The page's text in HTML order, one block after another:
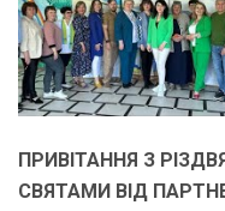
ПРИВІТАННЯ З
СВЯТАМИ ВІД